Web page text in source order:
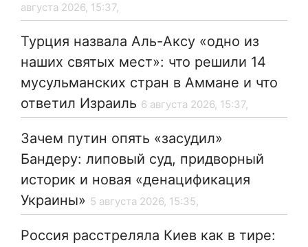
августа 2026, 15:37,
Турция назвала Аль-Аксу «одно из
наших святых мест»: что решили 14
мусульманских стран в Аммане и что
ответил Израиль 6 августа 2026, 15:37,
Зачем путин опять «засудил»
Бандеру: липовый суд, придворный
историк и новая «денацификация
Украины» 5 августа 2026, 15:35,
Россия расстреляла Киев как в тире: